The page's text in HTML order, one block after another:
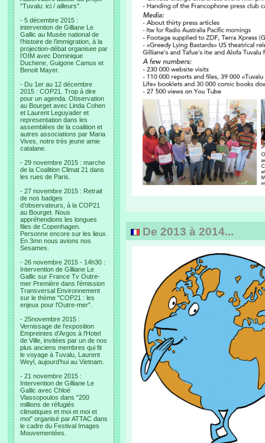
"Tuvalu: ici / ailleurs".
- 5 décembre 2015 :
intervention de Gilliane Le
Gallic au Musée national de
l’histoire de l’immigration, à la
projection-débat organisee par
l’OIM avec Dominique
Duchene, Guigone Camus et
Benoit Mayer.
- Du 1er au 12 décembre
2015 : COP21. Trop à dire
pour un agenda. Observation
au Bourget avec Linda Cohen
et Laurent Leguyader et
representation dans les
assemblées de la coalition et
autres associations par Maria
Vives, notre très jeune amie
catalane.
- 29 novembre 2015 : marche
de la Coalition Climat 21 dans
les rues de Paris.
- 27 novembre 2015 : Retrait
de nos badges
d’observateurs, à la COP21
au Bourget. Nous
appréhendions les longues
files de Copenhagen.
Personne encore sur les lieux.
En 3mn nous avions nos
Sesames.
- 26 novembre 2015 - 14h30 :
Intervention de Gilliane Le
Gallic sur France Tv Outre-
mer Première dans l'émission
Transversal Environnement
sur le thème "COP21 : les
enjeux pour l'Outre-mer".
- 25novembre 2015 :
Vernissage de l’exposition
Empreintes d’Argos à l’Hotel
de Ville, invitées par un de nos
plus anciens membres qui fit
le voyage à Tuvalu, Laurent
Weyl, aujourd’hui au Vietnam.
- 21 novembre 2015 :
Intervention de Gilliane Le
Gallic avec Chloé
Vlassopoulos dans "200
millions de réfugiés
climatiques et moi et moi et
moi" organisé par ATTAC dans
le cadre du Festival Images
Mouvementées.
De 2013 à 2014...